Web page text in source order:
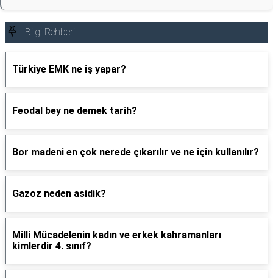
Bilgi Rehberi
Türkiye EMK ne iş yapar?
Feodal bey ne demek tarih?
Bor madeni en çok nerede çıkarılır ve ne için kullanılır?
Gazoz neden asidik?
Milli Mücadelenin kadın ve erkek kahramanları
kimlerdir 4. sınıf?